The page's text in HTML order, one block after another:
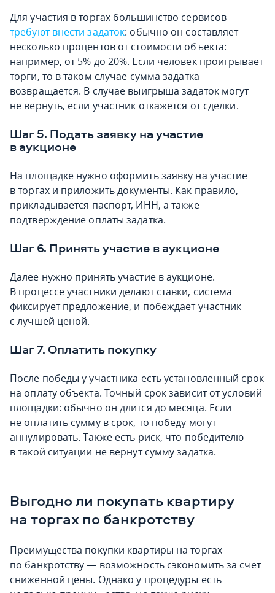
Для участия в торгах большинство сервисов
требуют внести задаток: обычно он составляет
несколько процентов от стоимости объекта:
например, от 5% до 20%. Если человек проигрывает
торги, то в таком случае сумма задатка
возвращается. В случае выигрыша задаток могут
не вернуть, если участник откажется от сделки.
Шаг 5. Подать заявку на участие
в аукционе
На площадке нужно оформить заявку на участие
в торгах и приложить документы. Как правило,
прикладывается паспорт, ИНН, а также
подтверждение оплаты задатка.
Шаг 6. Принять участие в аукционе
Далее нужно принять участие в аукционе.
В процессе участники делают ставки, система
фиксирует предложение, и побеждает участник
с лучшей ценой.
Шаг 7. Оплатить покупку
После победы у участника есть установленный срок
на оплату объекта. Точный срок зависит от условий
площадки: обычно он длится до месяца. Если
не оплатить сумму в срок, то победу могут
аннулировать. Также есть риск, что победителю
в такой ситуации не вернут сумму задатка.
Выгодно ли покупать квартиру
на торгах по банкротству
Преимущества покупки квартиры на торгах
по банкротству — возможность сэкономить за счет
сниженной цены. Однако у процедуры есть